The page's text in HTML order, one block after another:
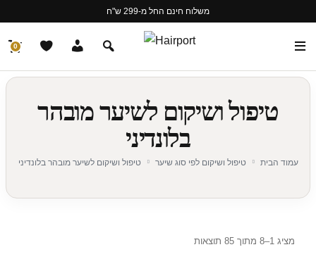
משלוח חינם החל מ-299 ש"ח
0
טיפול ושיקום לשיער מובהר
בלונדיני
עמוד הבית טיפול ושיקום לפי סוג שיער טיפול ושיקום לשיער מובהר בלונדיני
מציג 1–8 מתוך 85 תוצאות